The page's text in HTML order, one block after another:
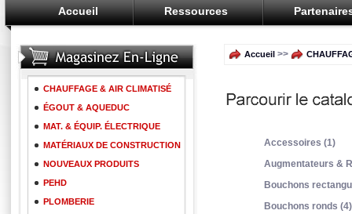
Accueil Ressources
CHAUFFAGE & AIR CLIMATISÉ
ÉGOUT & AQUEDUC
MAT. & ÉQUIP. ÉLECTRIQUE
MATÉRIAUX DE CONSTRUCTION
NOUVEAUX PRODUITS
PEHD
PLOMBERIE
Accueil >>
Accessoires (1)
Augmentateurs &
Bouchons
Bouchons ronds (4)